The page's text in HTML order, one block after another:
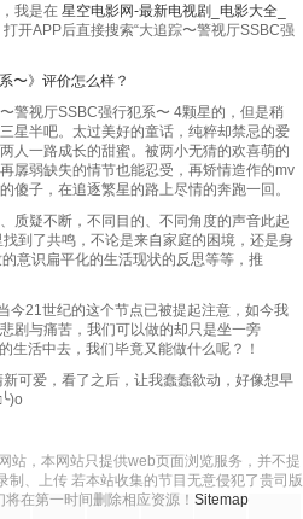
我是在 星空电影网-最新电视剧_电影大全_
开APP后直接搜索“大追踪〜警视厅SSBC强
〜》评价怎么样？
警视厅SSBC强行犯系〜 4颗星的，但是稍
星半吧。太过美好的童话，纯粹却禁忌的爱
人一路成长的甜蜜。被两小无猜的欢喜萌的
孱弱缺失的情节也能忍受，再矫情造作的mv
傻子，在追逐繁星的路上尽情的奔跑一回。
质疑不断，不同目的、不同角度的声音此起
到了共鸣，不论是来自家庭的困境，还是身
意识扁平化的生活现状的反思等等，推
今21世纪的这个节点已被提起注意，如今我
剧与痛苦，我们可以做的却只是坐一旁
生活中去，我们毕竟又能做什么呢？！
可爱，看了之后，让我蠢蠢欲动，好像想早
站，本网站只提供web页面浏览服务，并不提
制、上传 若本站收集的节目无意侵犯了贵司版
在第一时间删除相应资源！ Sitemap